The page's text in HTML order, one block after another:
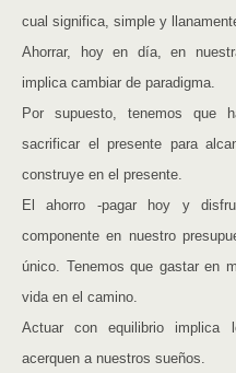
cual significa, simple y
Ahorrar, hoy en día, en
implica cambiar de paradigma.
Por supuesto, tenemos que
sacrificar el presente para
construye en el presente.
El ahorro -pagar hoy y
componente en nuestro
único. Tenemos que gastar en
vida en el camino.
Actuar con equilibrio implica
acerquen a nuestros sueños.